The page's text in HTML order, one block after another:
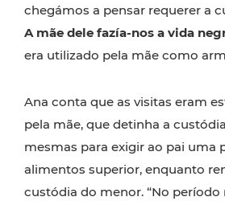
chegámos a pensar requerer a
A mãe dele fazía-nos a vida
era utilizado pela mãe como
Ana conta que as visitas eram
pela mãe, que detinha a
mesmas para exigir ao pai uma
alimentos superior, enquanto
custódia do menor. “No